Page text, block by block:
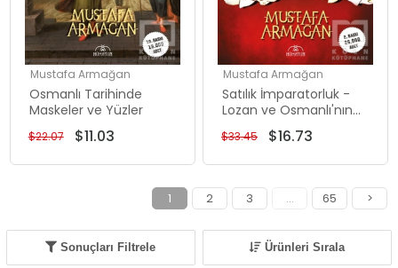
Mustafa Armağan
Osmanlı Tarihinde
Maskeler ve Yüzler
$11.03
$22.07
Mustafa Armağan
Satılık İmparatorluk -
Lozan ve Osmanlı'nın
Reddedilen Mirası
$16.73
$33.45
1 2 3 ... 65 >
Sonuçları Filtrele Ürünleri Sırala